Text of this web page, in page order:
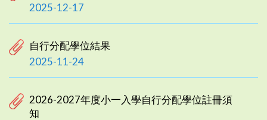
2025-12-17
自行分配學位結果
2025-11-24
2026-2027年度小一入學自行分配學位註冊須
知